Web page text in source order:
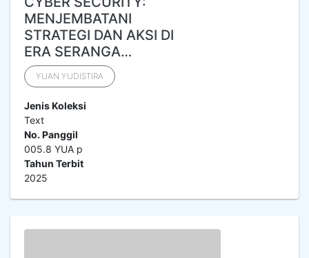
MENJEMBATANI
STRATEGI DAN AKSI DI
ERA SERANGA…
YUAN YUDISTIRA
Jenis Koleksi
Text
No. Panggil
005.8 YUA p
Tahun Terbit
2025